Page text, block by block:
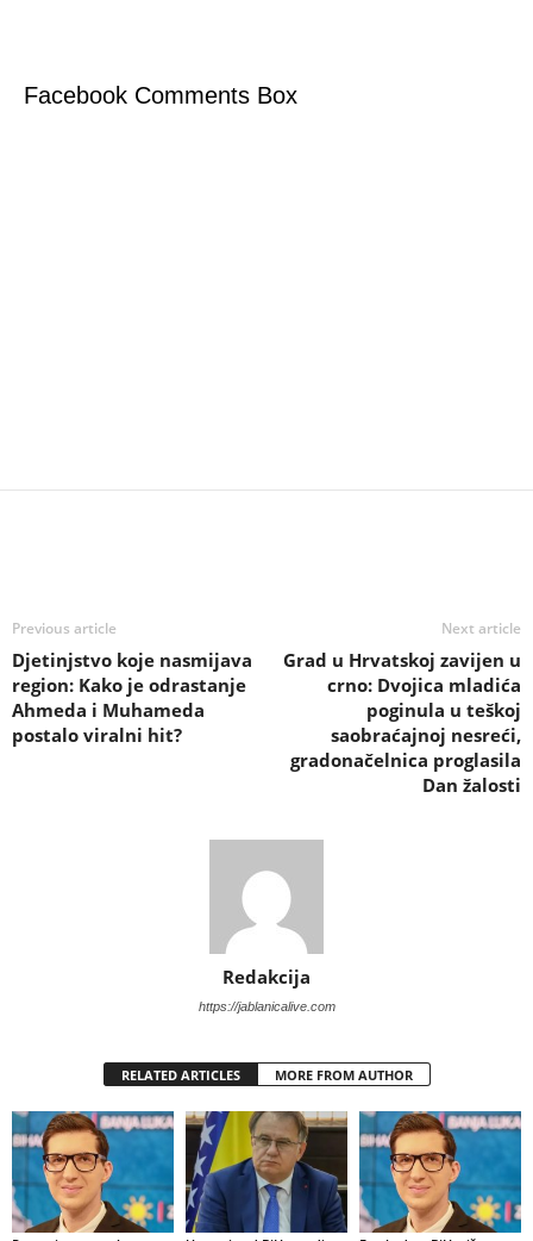
Facebook Comments Box
Previous article
Djetinjstvo koje nasmijava
region: Kako je odrastanje
Ahmeda i Muhameda
postalo viralni hit?
Next article
Grad u Hrvatskoj zavijen u
crno: Dvojica mladića
poginula u teškoj
saobraćajnoj nesreći,
gradonačelnica proglasila
Dan žalosti
Redakcija
https://jablanicalive.com
RELATED ARTICLES MORE FROM AUTHOR